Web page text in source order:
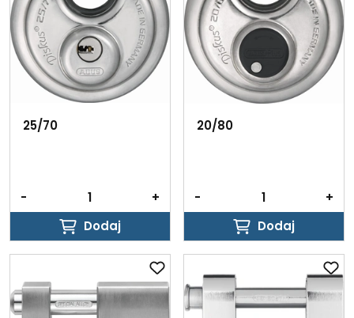
25/70
-
+
Dodaj
Dodaj
20/80
-
+
Dodaj
Dodaj